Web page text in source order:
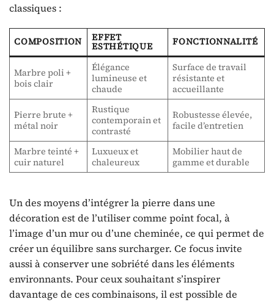
classiques :
COMPOSITION EFFET
ESTHÉTIQUE FONCTIONNALITÉ
Marbre poli +
bois clair
Élégance
lumineuse et
chaude
Surface de travail
résistante et
accueillante
Pierre brute +
métal noir
Rustique
contemporain et
contrasté
Robustesse élevée,
facile d’entretien
Marbre teinté +
cuir naturel
Luxueux et
chaleureux
Mobilier haut de
gamme et durable
Un des moyens d’intégrer la pierre dans une
décoration est de l’utiliser comme point focal, à
l’image d’un mur ou d’une cheminée, ce qui permet de
créer un équilibre sans surcharger. Ce focus invite
aussi à conserver une sobriété dans les éléments
environnants. Pour ceux souhaitant s’inspirer
davantage de ces combinaisons, il est possible de